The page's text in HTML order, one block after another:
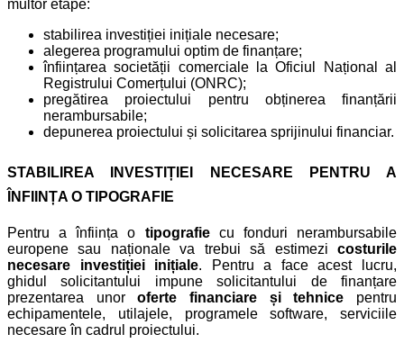
multor etape:
stabilirea investiției inițiale necesare;
alegerea programului optim de finanțare;
înființarea societății comerciale la Oficiul Național al
Registrului Comerțului (ONRC);
pregătirea proiectului pentru obținerea finanțării
nerambursabile;
depunerea proiectului și solicitarea sprijinului financiar.
STABILIREA INVESTIȚIEI NECESARE PENTRU A
ÎNFIINȚA O TIPOGRAFIE
Pentru a înființa o tipografiecu fonduri nerambursabile
europene sau naționale va trebui să estimezi costurile
necesare investiției
inițiale. Pentru a face acest lucru,
ghidul solicitantului impune solicitantului de finanțare
prezentarea unoroferte financiare și tehnice pentru
echipamentele, utilajele, programele software, serviciile
necesare în cadrul proiectului.